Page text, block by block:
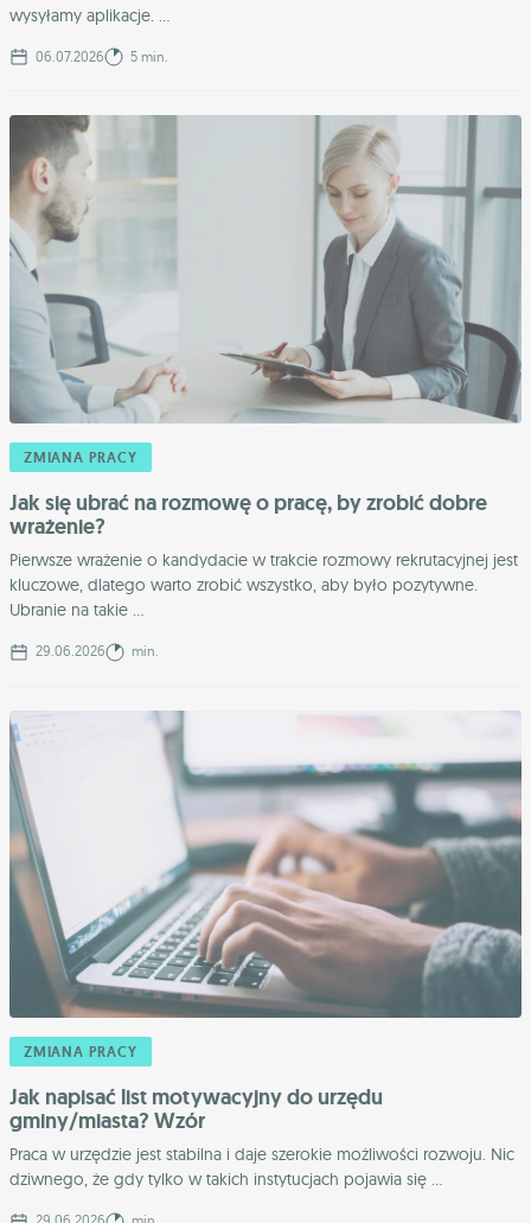
wysyłamy aplikacje. ...
06.07.2026 5 min.
ZMIANA PRACY
Jak się ubrać na rozmowę o pracę, by zrobić dobre
wrażenie?
Pierwsze wrażenie o kandydacie w trakcie rozmowy rekrutacyjnej jest
kluczowe, dlatego warto zrobić wszystko, aby było pozytywne.
Ubranie na takie ...
29.06.2026 min.
ZMIANA PRACY
Jak napisać list motywacyjny do urzędu
gminy/miasta? Wzór
Praca w urzędzie jest stabilna i daje szerokie możliwości rozwoju. Nic
dziwnego, że gdy tylko w takich instytucjach pojawia się ...